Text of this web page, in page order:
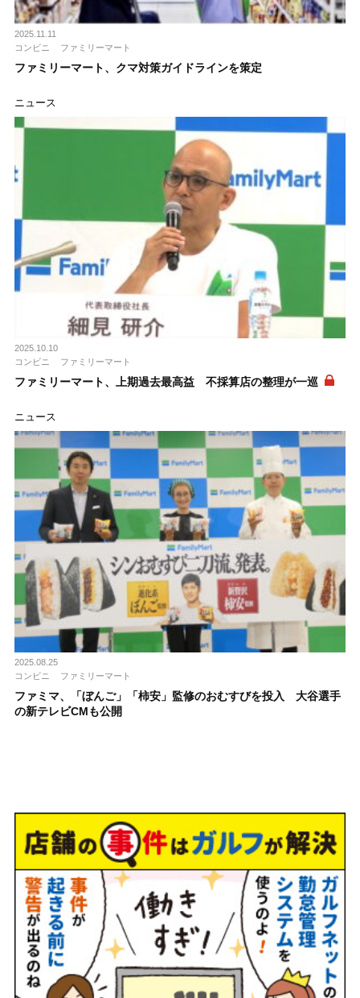
2025.11.11
コンビニ
ファミリーマート
ファミリーマート、クマ対策ガイドラインを策定
ニュース
2025.10.10
コンビニ
ファミリーマート
ファミリーマート、上期過去最高益 不採算店の整理が一巡
ニュース
2025.08.25
コンビニ
ファミリーマート
ファミマ、「ぼんご」「柿安」監修のおむすびを投入 大谷選手
の新テレビCMも公開